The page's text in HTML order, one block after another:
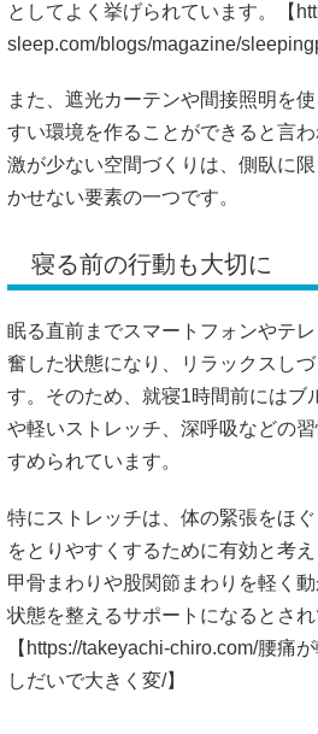
としてよく挙げられています。【
sleep.com/blogs/magazine/
また、遮光カーテンや間接照明を
すい環境を作ることができると言
激が少ない空間づくりは、側臥に
かせない要素の一つです。
寝る前の行動も大切に
眠る直前までスマートフォンやテ
奮した状態になり、リラックスし
す。そのため、就寝1時間前にはブ
や軽いストレッチ、深呼吸などの
すめられています。
特にストレッチは、体の緊張をほ
をとりやすくするために有効と考
甲骨まわりや股関節まわりを軽く
状態を整えるサポートになるとされ
【 https://takeyachi-chiro.com/腰痛
しだいで大きく変/】